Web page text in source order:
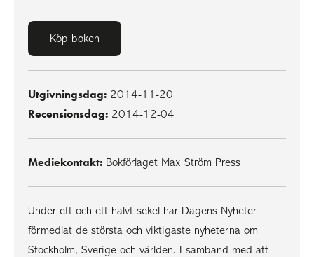
Köp boken
Utgivningsdag: 2014-11-20
Recensionsdag: 2014-12-04
Mediekontakt: Bokförlaget Max Ström Press
Under ett och ett halvt sekel har Dagens Nyheter
förmedlat de största och viktigaste nyheterna om
Stockholm, Sverige och världen. I samband med att